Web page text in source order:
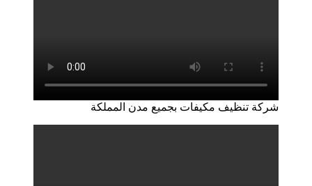
شركة تنظيف مكيفات بجميع مدن المملكة